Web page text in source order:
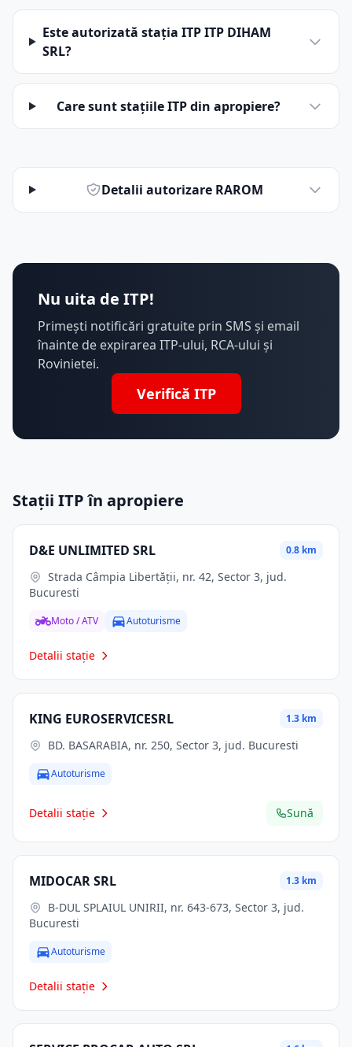
Este autorizată stația ITP ITP DIHAM
SRL?
Care sunt stațiile ITP din apropiere?
Detalii autorizare RAROM
Nu uita de ITP!
Primești notificări gratuite prin SMS și email
înainte de expirarea ITP-ului, RCA-ului și
Rovinietei.
Verifică ITP
Stații ITP în apropiere
D&E UNLIMITED SRL 0.8 km
Bucuresti
Moto / ATV Autoturisme
Detalii stație
KING EUROSERVICESRL 1.3 km
BD. BASARABIA, nr. 250, Sector 3, jud. Bucuresti
Autoturisme
Detalii stație Sună
MIDOCAR SRL 1.3 km
Bucuresti
Autoturisme
Detalii stație